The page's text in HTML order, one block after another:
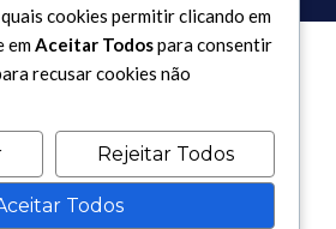
cookies permitir clicando em
emAceitar Todospara consentir
recusar cookies não
Rejeitar Todos
Todos